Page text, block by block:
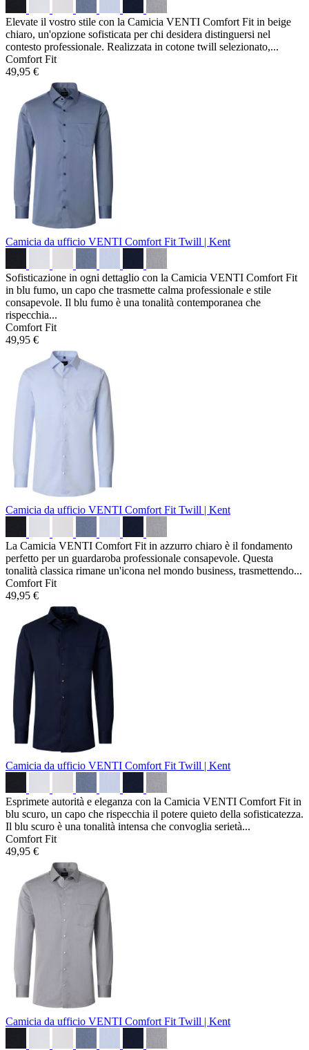
Elevate il vostro stile con la Camicia VENTI Comfort Fit in beige
chiaro, un'opzione sofisticata per chi desidera distinguersi nel
contesto professionale. Realizzata in cotone twill selezionato,...
Comfort Fit
49,95 €
Camicia da ufficio VENTI Comfort Fit Twill | Kent
Sofisticazione in ogni dettaglio con la Camicia VENTI Comfort Fit
in blu fumo, un capo che trasmette calma professionale e stile
consapevole. Il blu fumo è una tonalità contemporanea che
rispecchia...
Comfort Fit
49,95 €
Camicia da ufficio VENTI Comfort Fit Twill | Kent
La Camicia VENTI Comfort Fit in azzurro chiaro è il fondamento
perfetto per un guardaroba professionale consapevole. Questa
tonalità classica rimane un'icona nel mondo business, trasmettendo...
Comfort Fit
49,95 €
Camicia da ufficio VENTI Comfort Fit Twill | Kent
Esprimete autorità e eleganza con la Camicia VENTI Comfort Fit in
blu scuro, un capo che rispecchia il potere quieto della sofisticatezza.
Il blu scuro è una tonalità intensa che convoglia serietà...
Comfort Fit
49,95 €
Camicia da ufficio VENTI Comfort Fit Twill | Kent